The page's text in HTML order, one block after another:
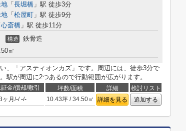
「 長堀橋 」駅 徒歩3分
「 松屋町 」駅 徒歩9分
心斎橋 」駅 徒歩11分
構造 鉄骨造
㎡
、「アスティオンカズ」です。周辺には、徒歩3分で
駅が周辺に2つあるので行動範囲が広がります。
金/償却/敷引 坪数/面積 詳細
検討リスト
ヶ月 /-/-/- 10.43坪 / 34.50㎡ 詳細を見る 追加する